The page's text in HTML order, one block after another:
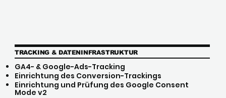
TRACKING & DATENINFRASTRUKTUR
GA4- & Google-Ads-Tracking
Einrichtung des Conversion-Trackings
Einrichtung und Prüfung des Google Consent
Mode v2